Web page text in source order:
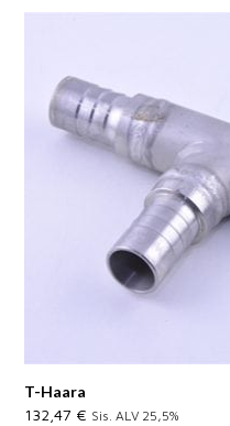
T-Haara
132,47 € Sis. ALV 25,5%